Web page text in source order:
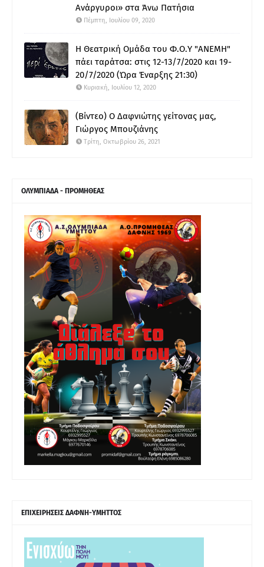
Ανάργυροι» στα Άνω Πατήσια
Πέμπτη, Ιουλίου 09, 2020
Η Θεατρική Ομάδα του Φ.Ο.Υ "ΑΝΕΜΗ"
πάει ταράτσα: στις 12-13/7/2020 και 19-
20/7/2020 (Ώρα Έναρξης 21:30)
Κυριακή, Ιουλίου 12, 2020
(Βίντεο) Ο Δαφνιώτης γείτονας μας,
Γιώργος Μπουζιάνης
Τρίτη, Οκτωβρίου 26, 2021
ΟΛΥΜΠΙΑΔΑ - ΠΡΟΜΗΘΕΑΣ
ΕΠΙΧΕΙΡΗΣΕΙΣ ΔΑΦΝΗ-ΥΜΗΤΤΟΣ